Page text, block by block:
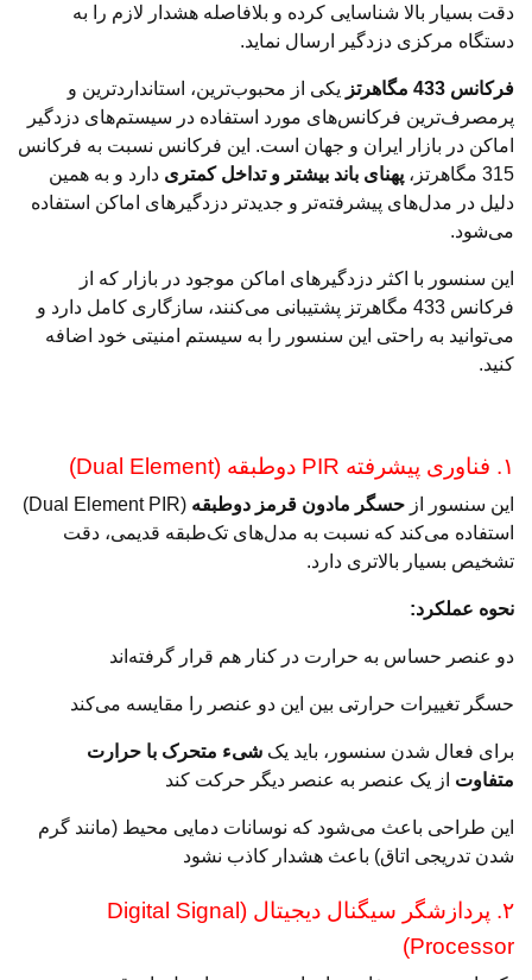
دقت بسیار بالا شناسایی کرده و بلافاصله هشدار لازم را به
دستگاه مرکزی دزدگیر ارسال نماید.
فرکانس 433 مگاهرتز
یکی از محبوب‌ترین، استانداردترین و
پرمصرف‌ترین فرکانس‌های مورد استفاده در سیستم‌های دزدگیر
اماکن در بازار ایران و جهان است. این فرکانس نسبت به فرکانس
315 مگاهرتز،
پهنای باند بیشتر و تداخل کمتری دارد و به همین
دلیل در مدل‌های پیشرفته‌تر و جدیدتر دزدگیرهای اماکن استفاده
می‌شود.
این سنسور با اکثر دزدگیرهای اماکن موجود در بازار که از
فرکانس 433 مگاهرتز پشتیبانی می‌کنند، سازگاری کامل دارد و
می‌توانید به راحتی این سنسور را به سیستم امنیتی خود اضافه
کنید.
۱. فناوری پیشرفته PIR دوطبقه (Dual Element)
این سنسور از حسگر مادون قرمز دوطبقه
(Dual Element PIR)
استفاده می‌کند که نسبت به مدل‌های تک‌طبقه قدیمی، دقت
تشخیص بسیار بالاتری دارد.
نحوه عملکرد:
دو عنصر حساس به حرارت در کنار هم قرار گرفته‌اند
حسگر تغییرات حرارتی بین این دو عنصر را مقایسه می‌کند
برای فعال شدن سنسور، باید یک شیء متحرک با حرارت
متفاوت از یک عنصر به عنصر دیگر حرکت کند
این طراحی باعث می‌شود که نوسانات دمایی محیط (مانند گرم
شدن تدریجی اتاق) باعث هشدار کاذب نشود
۲. پردازشگر سیگنال دیجیتال (Digital Signal
Processor)